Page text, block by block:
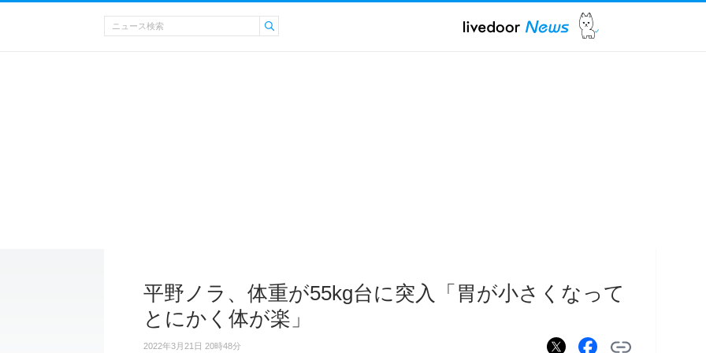
平野ノラ、体重が55kg台に突入「胃が小さくなって
とにかく体が楽」
2022年3月21日 20時48分